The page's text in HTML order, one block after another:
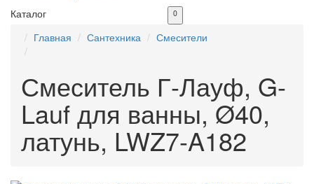
Каталог
0
Главная Сантехника Смесители
Смеситель Г-Лауф, G-
Lauf для ванны, Ø40,
латунь, LWZ7-A182